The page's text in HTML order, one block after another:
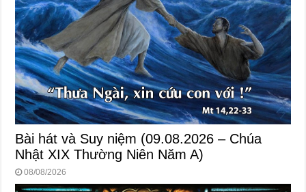
Bài hát và Suy niệm (09.08.2026 – Chúa
Nhật XIX Thường Niên Năm A)
08/08/2026